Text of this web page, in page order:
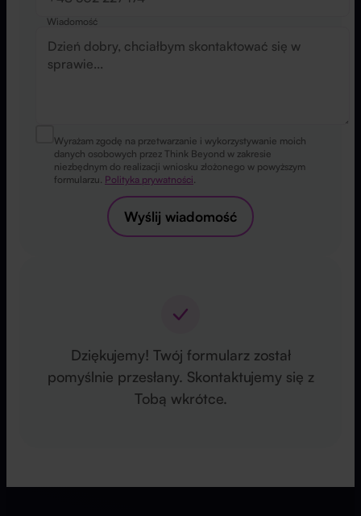
Wiadomość
Wyrażam zgodę na przetwarzanie i wykorzystywanie moich
danych osobowych przez Think Beyond w zakresie
niezbędnym do realizacji wniosku złożonego w powyższym
formularzu. Polityka prywatności.
Wyślij wiadomość
Dziękujemy! Twój formularz został
pomyślnie przesłany. Skontaktujemy się z
Tobą wkrótce.